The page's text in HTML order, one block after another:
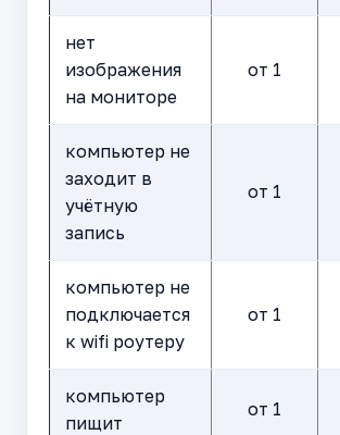
нет
изображения
на мониторе
от 1
компьютер не
заходит в
учётную
запись
от 1
компьютер не
подключается
к wifi роутеру
от 1
компьютер
пищит
от 1